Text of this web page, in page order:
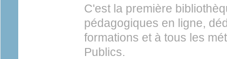
C'est la première
pédagogiques en ligne,
formations et à tous les
Publics.